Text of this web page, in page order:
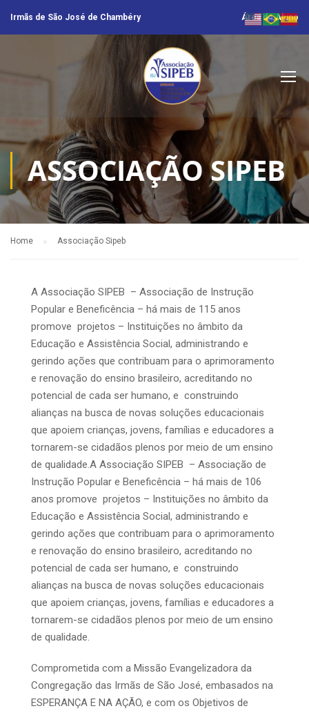
Irmãs de São José de Chambéry Área do Aluno
ASSOCIAÇÃO SIPEB
Home Associação Sipeb
A Associação SIPEB – Associação de Instrução
Popular e Beneficência – há mais de 115 anos
promove projetos – Instituições no âmbito da
Educação e Assistência Social, administrando e
gerindo ações que contribuam para o aprimoramento
e renovação do ensino brasileiro, acreditando no
potencial de cada ser humano, e construindo
alianças na busca de novas soluções educacionais
que apoiem crianças, jovens, famílias e educadores a
tornarem-se cidadãos plenos por meio de um ensino
de qualidade.A Associação SIPEB – Associação de
Instrução Popular e Beneficência – há mais de 106
anos promove projetos – Instituições no âmbito da
Educação e Assistência Social, administrando e
gerindo ações que contribuam para o aprimoramento
e renovação do ensino brasileiro, acreditando no
potencial de cada ser humano, e construindo
alianças na busca de novas soluções educacionais
que apoiem crianças, jovens, famílias e educadores a
tornarem-se cidadãos plenos por meio de um ensino
de qualidade.
Comprometida com a Missão Evangelizadora da
Congregação das Irmãs de São José, embasados na
ESPERANÇA E NA AÇÃO, e com os Objetivos de